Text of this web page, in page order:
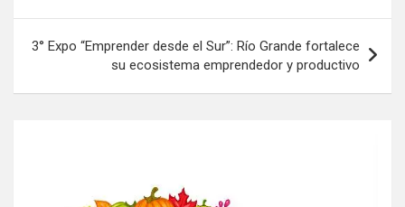
entradas
3° Expo “Emprender desde el Sur”: Río Grande fortalece
su ecosistema emprendedor y productivo